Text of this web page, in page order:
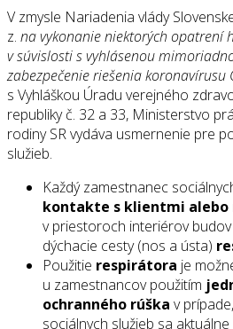
V zmysle Nariadenia vlády
z. na vykonanie niektorých opatrení
v súvislosti s vyhlásenou
zabezpečenie riešenia koronavírusu
s Vyhláškou Úradu verejného
republiky č. 32 a 33, Ministerstvo
rodiny SR vydáva usmernenie pre
služieb.
Každý zamestnanec
kontakte s klientmi alebo
v priestoroch interiérov
dýchacie cesty (nos a ústa)
Použitie respirátora je
u zamestnancov použitím
ochranného rúška v
sociálnych služieb sa